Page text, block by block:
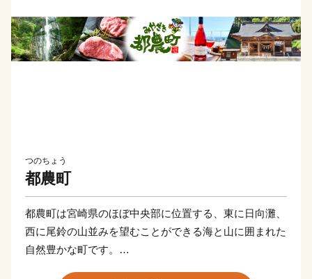
つのちょう
都農町
都農町は宮崎県のほぼ中央部に位置する、東に日向灘、
西に尾鈴の山並みを望むことができる海と山に囲まれた
自然豊かな町です。